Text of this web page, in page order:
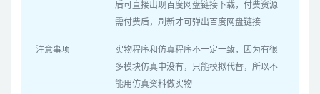
后可直接出现百度网盘链接下载，付费资源
需付费后，刷新才可弹出百度网盘链接
注意事项
实物程序和仿真程序不一定一致，因为有很
多模块仿真中没有，只能模拟代替，所以不
能用仿真资料做实物